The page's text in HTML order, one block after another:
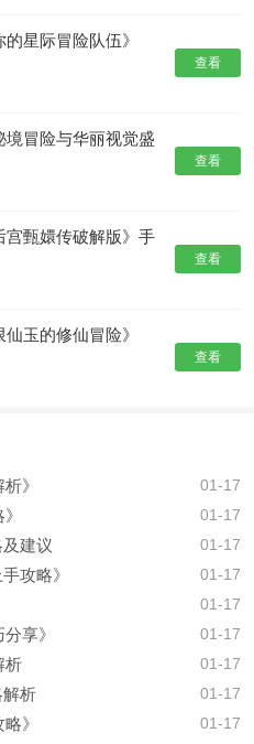
的星际冒险队伍》
查看
境冒险与华丽视觉盛
查看
宫甄嬛传破解版》手
查看
仙玉的修仙冒险》
查看
》 01-17
01-17
建议 01-17
攻略》 01-17
01-17
享》 01-17
析 01-17
析 01-17
》 01-17